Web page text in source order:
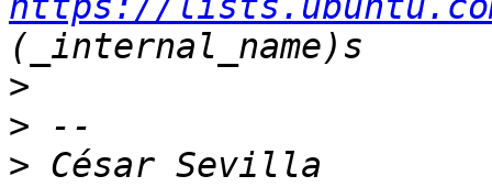
>
>
>